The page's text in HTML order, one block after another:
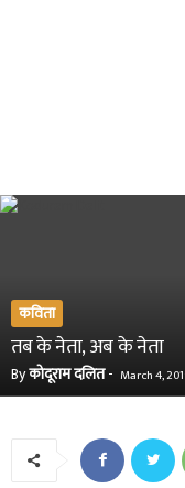
कविता
तब के नेता, अब के नेता
Byकोदूराम दलित- March 4,